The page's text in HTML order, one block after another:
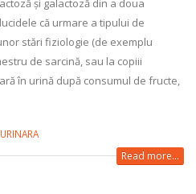
că urmare a tipului de
stări fiziologie (de exemplu
de sarcină, sau la copiii
în urină după consumul de fructe,
Read more...